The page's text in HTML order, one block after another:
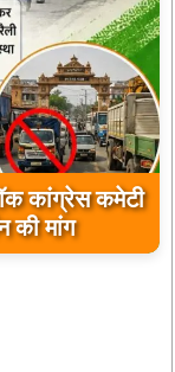
कांग्रेस कमेटी
की मांग
ने जारी की
सूची